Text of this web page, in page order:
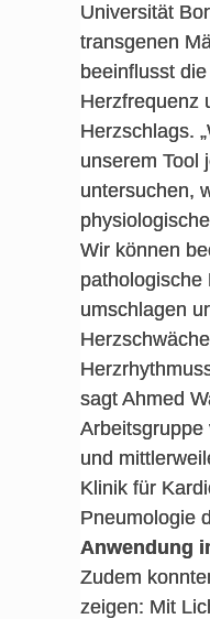
Universität
transgenen
beeinflusst
Herzfrequenz
Herzschlags.
unserem Tool
untersuchen,
Wir können
pathologische
umschlagen
sagt Ahmed
Arbeitsgruppe
und
Klinik für
Pneumologie
Anwendung
Zudem
zeigen: Mit